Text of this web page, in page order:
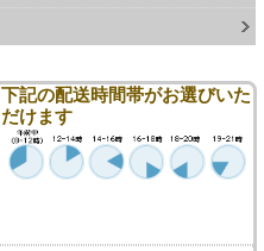
下記の配送時間帯がお選びいた
だけます